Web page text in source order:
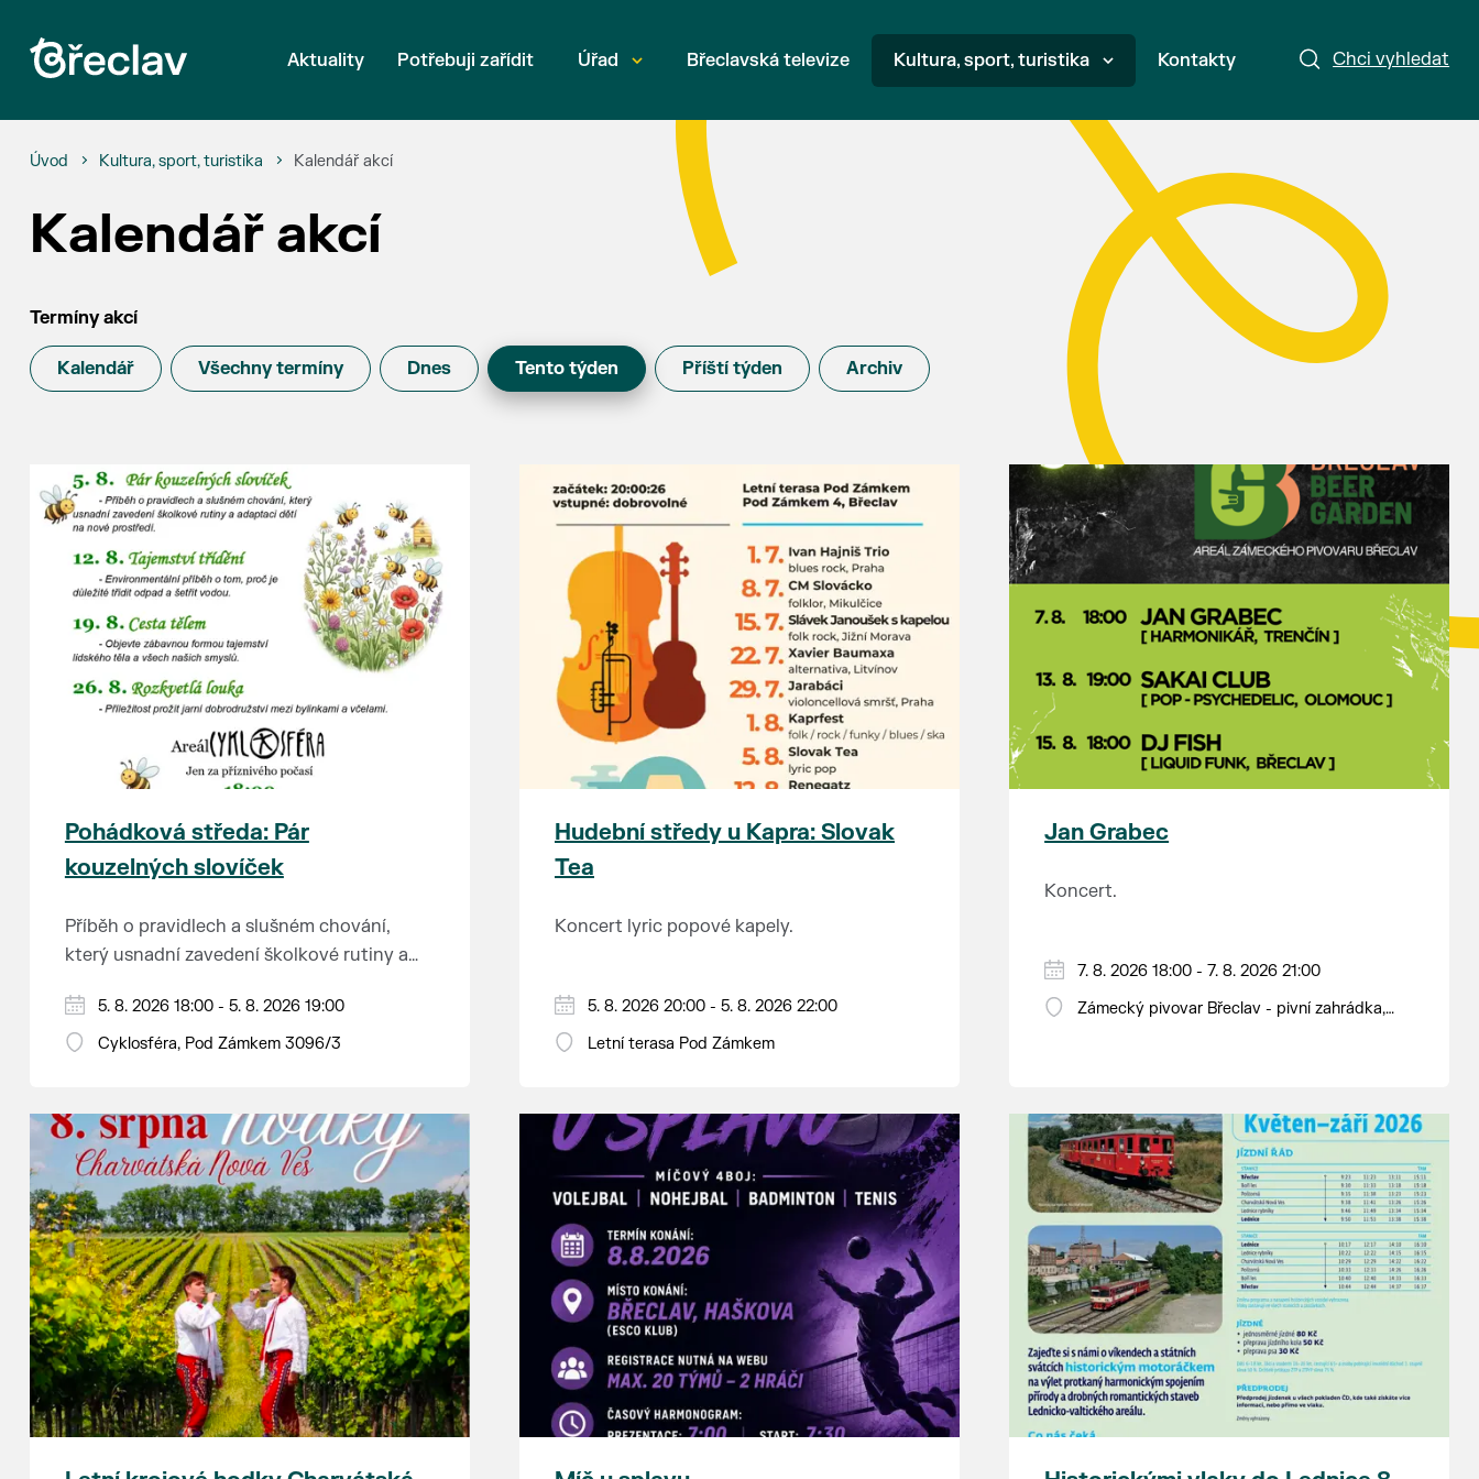
Chci vyhledat
Aktuality Potřebuji zařídit Úřad Břeclavská televize Kultura, sport, turistika Kontakty
Úvod Kultura, sport, turistika Kalendář akcí
Kalendář akcí
Termíny akcí
Kalendář Všechny termíny Dnes Tento týden Příští týden Archiv
Pohádková středa: Pár
kouzelných slovíček
Příběh o pravidlech a slušném chování,
který usnadní zavedení školkové rutiny a
Hraje se jen za příznivého počasí.
Vstupné dobrovolné.
5. 8. 2026 18:00 - 5. 8. 2026 19:00
Cyklosféra, Pod Zámkem 3096/3
Hudební středy u Kapra: Slovak
Tea
Koncert lyric popové kapely.
5. 8. 2026 20:00 - 5. 8. 2026 22:00
Letní terasa Pod Zámkem
Jan Grabec
Koncert.
7. 8. 2026 18:00 - 7. 8. 2026 21:00
Zámecký pivovar Břeclav - pivní zahrádka,